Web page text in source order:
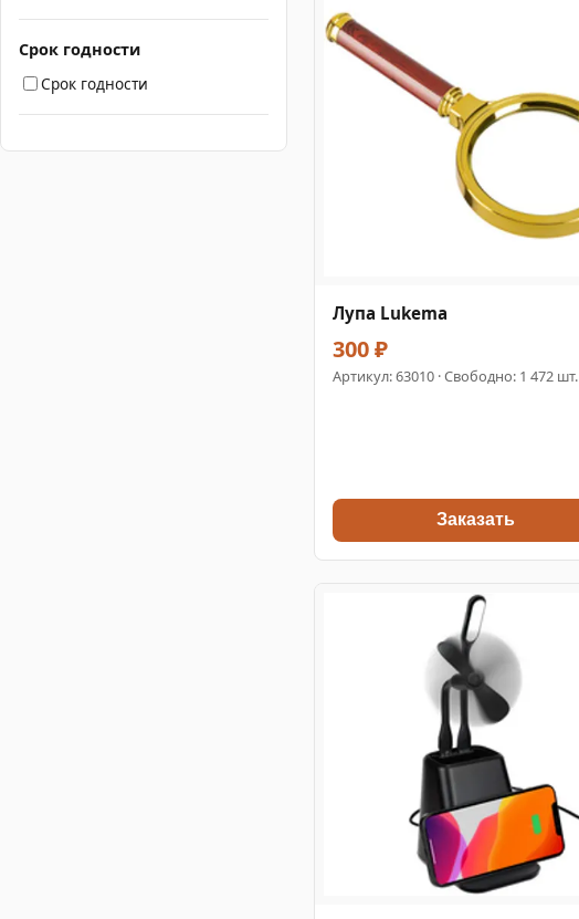
Срок годности
Срок годности
Лупа Lukema
300 ₽
Артикул:63010 · Свободно: 1 472 шт.
Заказать